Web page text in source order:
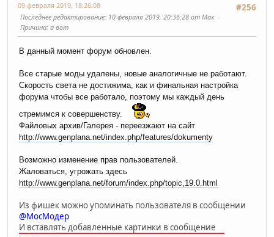
#256
09 февраля 2019, 18:26:08
Последнее редактирование: 10 февраля 2019, 20:36:28 от Max
Причина: а вот
В данный момент форум обновлен.
Все старые моды удалены, новые аналогичные не работают.
Скорость света не достижима, как и финальная настройка
форума чтобы все работало, поэтому мы каждый день
стремимся к совершенству.
Файловых архив/Галерея - переезжают на сайт
http://www.genplana.net/index.php/features/dokumenty
Возможно изменение прав пользователей.
Жаловаться, угрожать здесь
http://www.genplana.net/forum/index.php/topic,19.0.html
Из фишек можно упоминать пользователя в сообщении
@МосМодер
И вставлять добавленные картинки в сообщение